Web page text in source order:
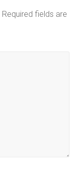
Required fields are